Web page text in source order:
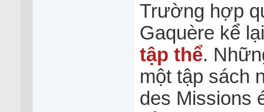
Trường hợp
Gaquère kể
tập thể.
một tập sách
des Missions